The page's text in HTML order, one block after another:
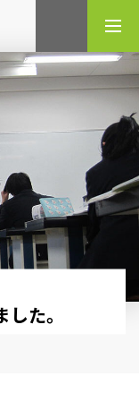
検索
た。